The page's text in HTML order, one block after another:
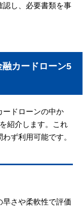
し、必要書類を事
カードローン5
ードローンの中か
紹介します。これ
ず利用可能です。
さや柔軟性で評価